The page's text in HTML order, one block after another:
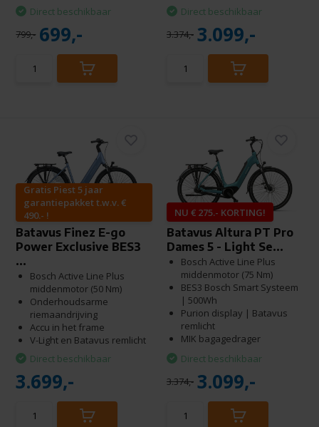
Direct beschikbaar
799,- 699,-
Direct beschikbaar
3.374,- 3.099,-
Gratis Piest 5 jaar
garantiepakket t.w.v. €
490.- !
Batavus Finez E-go
Power Exclusive BES3
...
Bosch Active Line Plus
middenmotor (50 Nm)
Onderhoudsarme
riemaandrijving
Accu in het frame
V-Light en Batavus remlicht
Direct beschikbaar
3.699,-
NU € 275.- KORTING!
Batavus Altura PT Pro
Dames 5 - Light Se...
Bosch Active Line Plus
middenmotor (75 Nm)
BES3 Bosch Smart Systeem
| 500Wh
Purion display | Batavus
remlicht
MIK bagagedrager
Direct beschikbaar
3.374,- 3.099,-